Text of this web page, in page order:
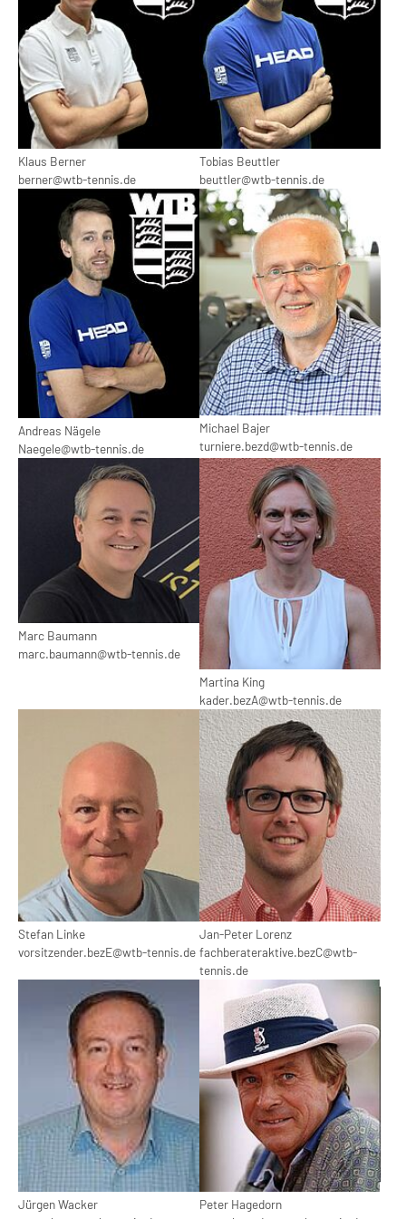
Klaus Berner
berner@wtb-tennis.de
Tobias Beuttler
beuttler@wtb-tennis.de
Show larger version
Andreas Nägele
Naegele@wtb-tennis.de
Show larger version
Michael Bajer
turniere.bezd@wtb-tennis.de
Show larger version
Marc Baumann
marc.baumann@wtb-tennis.de
Show larger version
Martina King
kader.bezA@wtb-tennis.de
Stefan Linke
vorsitzender.bezE@wtb-tennis.de
Show larger version
Jan-Peter Lorenz
fachberateraktive.bezC@wtb-
tennis.de
Show larger version
Jürgen Wacker
Show larger version
Peter Hagedorn